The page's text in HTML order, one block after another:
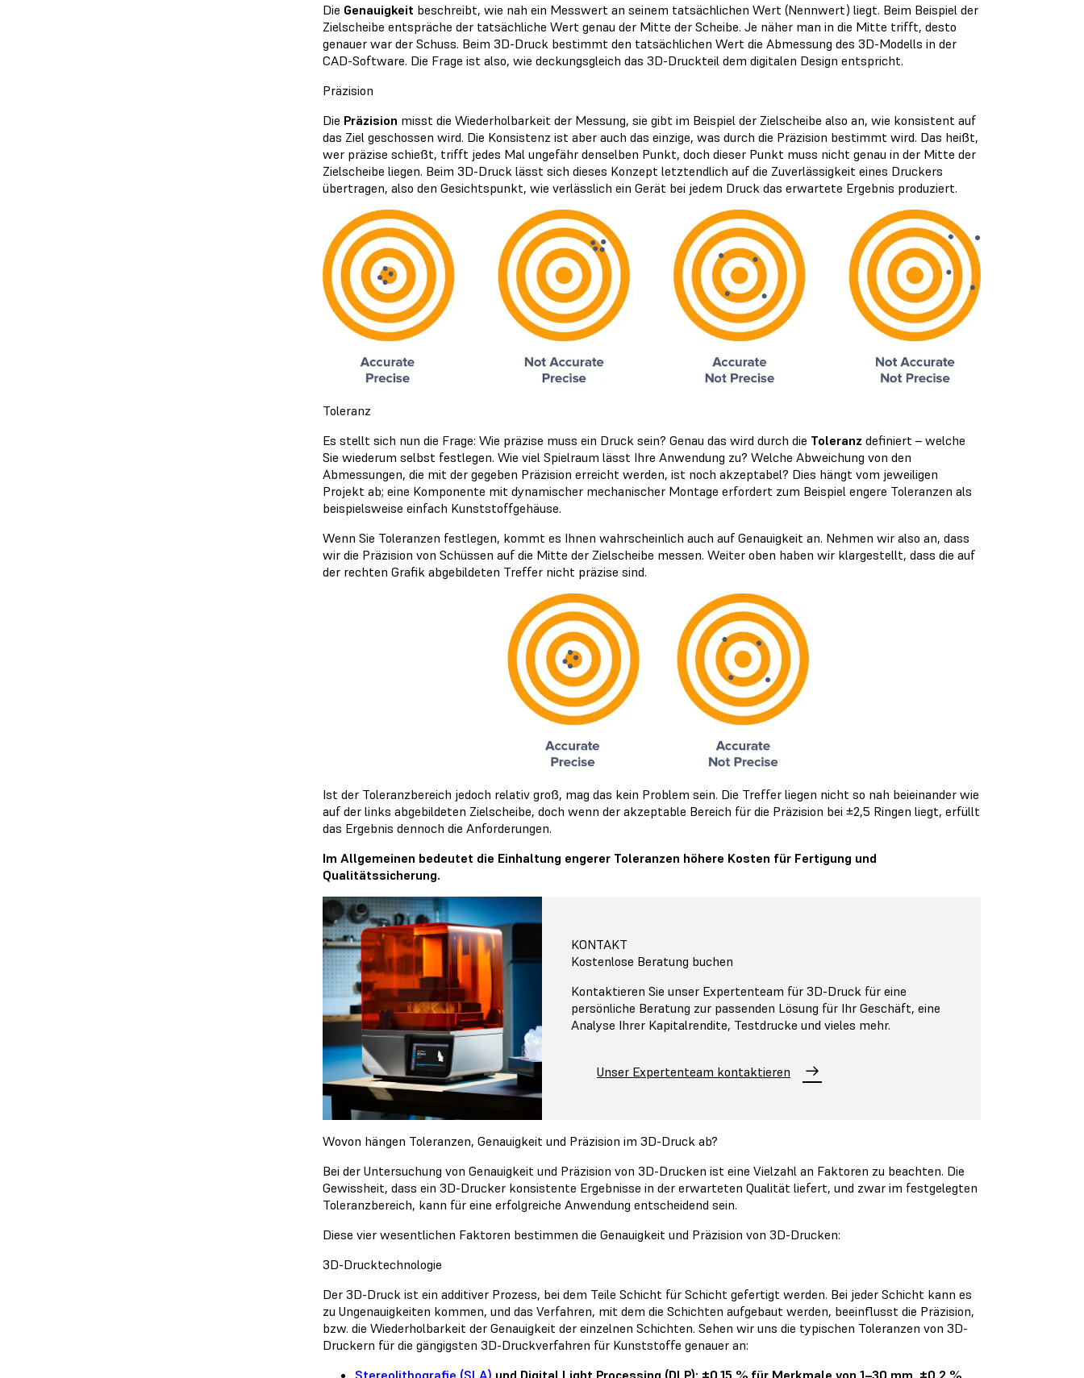
Die Genauigkeit beschreibt, wie nah ein Messwert an seinem tatsächlichen Wert (Nennwert) liegt. Beim Beispiel der
Zielscheibe entspräche der tatsächliche Wert genau der Mitte der Scheibe. Je näher man in die Mitte trifft, desto
genauer war der Schuss. Beim 3D-Druck bestimmt den tatsächlichen Wert die Abmessung des 3D-Modells in der
CAD-Software. Die Frage ist also, wie deckungsgleich das 3D-Druckteil dem digitalen Design entspricht.
Präzision
Die Präzision misst die Wiederholbarkeit der Messung, sie gibt im Beispiel der Zielscheibe also an, wie konsistent auf
das Ziel geschossen wird. Die Konsistenz ist aber auch das einzige, was durch die Präzision bestimmt wird. Das heißt,
wer präzise schießt, trifft jedes Mal ungefähr denselben Punkt, doch dieser Punkt muss nicht genau in der Mitte der
Zielscheibe liegen. Beim 3D-Druck lässt sich dieses Konzept letztendlich auf die Zuverlässigkeit eines Druckers
übertragen, also den Gesichtspunkt, wie verlässlich ein Gerät bei jedem Druck das erwartete Ergebnis produziert.
Toleranz
Es stellt sich nun die Frage: Wie präzise muss ein Druck sein? Genau das wird durch die Toleranz definiert – welche
Sie wiederum selbst festlegen. Wie viel Spielraum lässt Ihre Anwendung zu? Welche Abweichung von den
Abmessungen, die mit der gegeben Präzision erreicht werden, ist noch akzeptabel? Dies hängt vom jeweiligen
Projekt ab; eine Komponente mit dynamischer mechanischer Montage erfordert zum Beispiel engere Toleranzen als
beispielsweise einfach Kunststoffgehäuse.
Wenn Sie Toleranzen festlegen, kommt es Ihnen wahrscheinlich auch auf Genauigkeit an. Nehmen wir also an, dass
wir die Präzision von Schüssen auf die Mitte der Zielscheibe messen. Weiter oben haben wir klargestellt, dass die auf
der rechten Grafik abgebildeten Treffer nicht präzise sind.
Ist der Toleranzbereich jedoch relativ groß, mag das kein Problem sein. Die Treffer liegen nicht so nah beieinander wie
auf der links abgebildeten Zielscheibe, doch wenn der akzeptable Bereich für die Präzision bei ±2,5 Ringen liegt, erfüllt
das Ergebnis dennoch die Anforderungen.
Im Allgemeinen bedeutet die Einhaltung engerer Toleranzen höhere Kosten für Fertigung und
Qualitätssicherung.
KONTAKT
Kostenlose Beratung buchen
Kontaktieren Sie unser Expertenteam für 3D-Druck für eine
persönliche Beratung zur passenden Lösung für Ihr Geschäft, eine
Analyse Ihrer Kapitalrendite, Testdrucke und vieles mehr.
Unser Expertenteam kontaktieren
Wovon hängen Toleranzen, Genauigkeit und Präzision im 3D-Druck ab?
Bei der Untersuchung von Genauigkeit und Präzision von 3D-Drucken ist eine Vielzahl an Faktoren zu beachten. Die
Gewissheit, dass ein 3D-Drucker konsistente Ergebnisse in der erwarteten Qualität liefert, und zwar im festgelegten
Toleranzbereich, kann für eine erfolgreiche Anwendung entscheidend sein.
Diese vier wesentlichen Faktoren bestimmen die Genauigkeit und Präzision von 3D-Drucken:
3D-Drucktechnologie
Der 3D-Druck ist ein additiver Prozess, bei dem Teile Schicht für Schicht gefertigt werden. Bei jeder Schicht kann es
zu Ungenauigkeiten kommen, und das Verfahren, mit dem die Schichten aufgebaut werden, beeinflusst die Präzision,
bzw. die Wiederholbarkeit der Genauigkeit der einzelnen Schichten. Sehen wir uns die typischen Toleranzen von 3D-
Druckern für die gängigsten 3D-Druckverfahren für Kunststoffe genauer an: